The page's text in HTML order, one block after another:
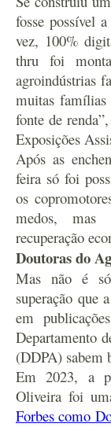
fosse possível
vez, 100%
thru foi
agroindústrias
muitas
fonte de
Exposições
Após as
feira só foi
os
medos, mas
recuperação
Doutoras do
Mas não é
superação que
em
Departamento
(DDPA) sabem
Em 2023, a
Oliveira foi
Forbes como